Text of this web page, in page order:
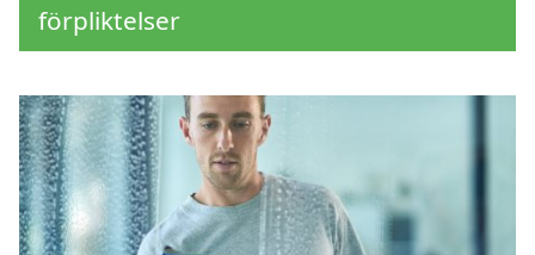
förpliktelser